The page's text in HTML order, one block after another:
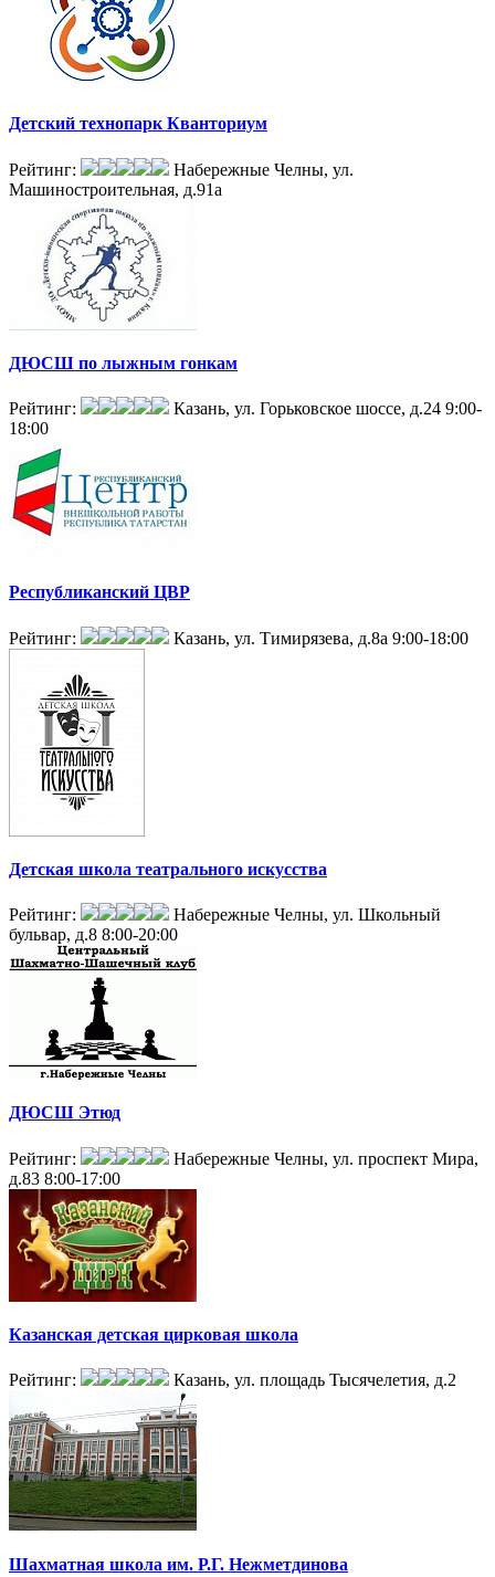
Детский технопарк Кванториум
Рейтинг:
Набережные Челны, ул.
Машиностроительная, д.91а
ДЮСШ по лыжным гонкам
Рейтинг: Казань, ул. Горьковское шоссе, д.24 9:00-
18:00
Республиканский ЦВР
Рейтинг: Казань, ул. Тимирязева, д.8а 9:00-18:00
Детская школа театрального искусства
Рейтинг:
Набережные Челны, ул. Школьный
бульвар, д.8 8:00-20:00
ДЮСШ Этюд
Рейтинг:
Набережные Челны, ул. проспект Мира,
д.83 8:00-17:00
Казанская детская цирковая школа
Рейтинг: Казань, ул. площадь Тысячелетия, д.2
Шахматная школа им. Р.Г. Нежметдинова